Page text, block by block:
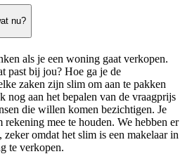
nu?
als je een woning gaat verkopen.
past bij jou? Hoe ga je de
zaken zijn slim om aan te pakken
nog aan het bepalen van de vraagprijs
die willen komen bezichtigen. Je
rekening mee te houden. We hebben er
omdat het slim is een makelaar in
te verkopen.